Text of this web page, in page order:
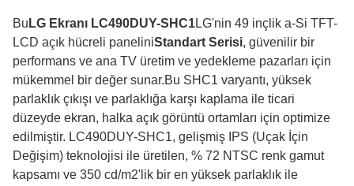
Bu LG Ekranı LC490DUY-SHC1LG'nin 49 inçlik a-Si TFT-
LCD açık hücreli paneliniStandart Serisi, güvenilir bir
performans ve ana TV üretim ve yedekleme pazarları için
mükemmel bir değer sunar.Bu SHC1 varyantı, yüksek
parlaklık çıkışı ve parlaklığa karşı kaplama ile ticari
düzeyde ekran, halka açık görüntü ortamları için optimize
edilmiştir. LC490DUY-SHC1, gelişmiş IPS (Uçak İçin
Değişim) teknolojisi ile üretilen, % 72 NTSC renk gamut
kapsamı ve 350 cd/m2'lik bir en yüksek parlaklık ile